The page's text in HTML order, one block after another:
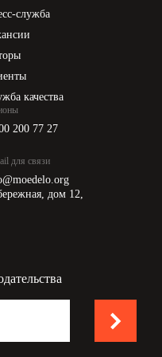
служба
качества
200 77 27
для связи
дом 12,